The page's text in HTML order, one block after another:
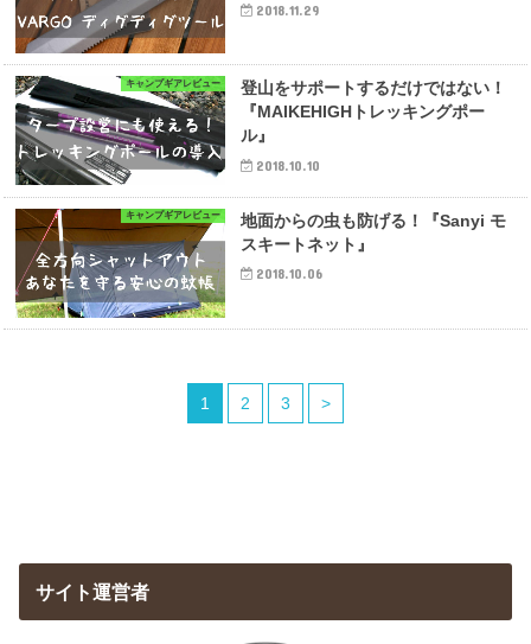
2018.11.29
キャンプギアレビュー
登山をサポートするだけではない！
『MAIKEHIGHトレッキングポー
ル』
2018.10.10
キャンプギアレビュー
地面からの虫も防げる！『Sanyi モ
スキートネット』
2018.10.06
1 2 3 >
サイト運営者